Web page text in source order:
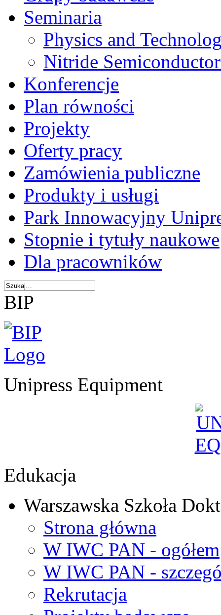
Seminaria
Physics and
Nitride
Konferencje
Plan równości
Projekty
Oferty pracy
Zamówienia publiczne
Produkty i usługi
Park Innowacyjny
Stopnie i tytuły naukowe
Dla pracowników
BIP
Unipress Equipment
Edukacja
Warszawska Szkoła
Strona główna
W IWC PAN - ogółem
W IWC PAN -
Rekrutacja